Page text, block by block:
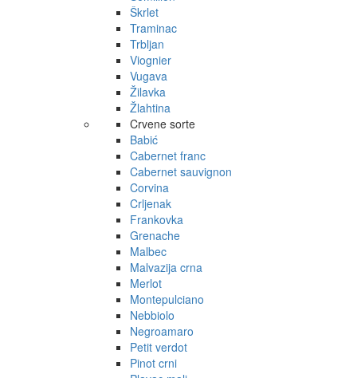
Škrlet
Traminac
Trbljan
Viognier
Vugava
Žilavka
Žlahtina
Crvene sorte
Babić
Cabernet franc
Cabernet sauvignon
Corvina
Crljenak
Frankovka
Grenache
Malbec
Malvazija crna
Merlot
Montepulciano
Nebbiolo
Negroamaro
Petit verdot
Pinot crni